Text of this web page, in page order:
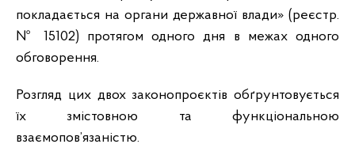
покладається на органи державної влади» (реєстр.
№ 15102) протягом одного дня в межах одного
обговорення.
Розгляд цих двох законопроєктів обґрунтовується
їх змістовною та функціональною
взаємопов’язаністю.